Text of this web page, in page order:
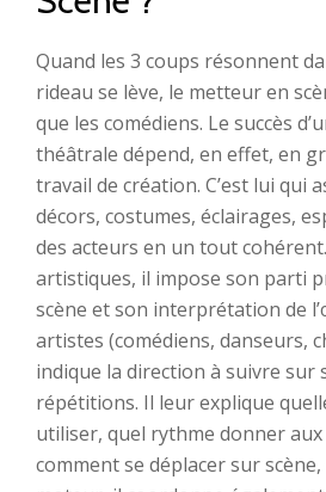
Quand les 3 coups résonnent
rideau se lève, le metteur en
que les comédiens. Le succès
théâtrale dépend, en effet, en
travail de création. C’est lui qui
décors, costumes, éclairages,
des acteurs en un tout
artistiques, il impose son parti
scène et son interprétation de
artistes (comédiens, danseurs,
indique la direction à suivre sur
répétitions. Il leur explique
utiliser, quel rythme donner
comment se déplacer sur